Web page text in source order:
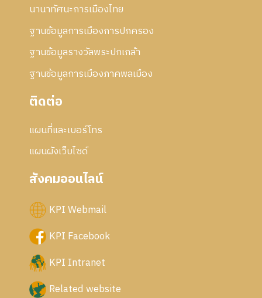
นานาทัศนะการเมืองไทย
ฐานข้อมูลการเมืองการปกครอง
ฐานข้อมูลรางวัลพระปกเกล้า
ฐานข้อมูลการเมืองภาคพลเมือง
ติดต่อ
แผนที่และเบอร์โทร
แผนผังเว็บไซด์
สังคมออนไลน์
KPI Webmail
KPI Facebook
KPI Intranet
Related website